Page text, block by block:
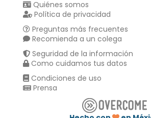
Quiénes somos
Política de privacidad
Preguntas más frecuentes
Recomienda a un colega
Seguridad de la información
Como cuidamos tus datos
Condiciones de uso
Prensa